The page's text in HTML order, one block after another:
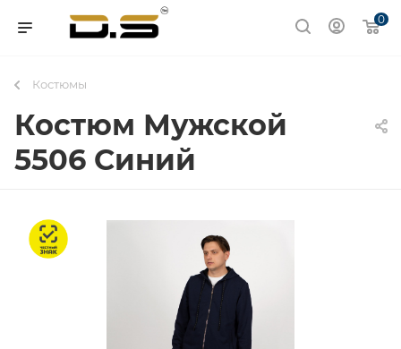
0
Костюмы
Костюм Мужской
5506 Синий
Честный знак